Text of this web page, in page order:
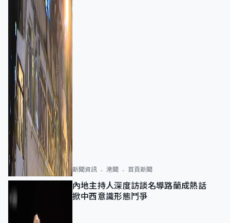
新聞資訊 港聞 首頁新聞
內地主持人深度訪談名導路蘭成熱話
掀中西意識形態鬥爭